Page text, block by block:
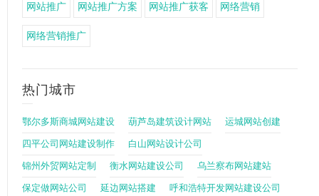
网站推广 网站推广方案 网站推广获客 网络营销
网络营销推广
热门城市
鄂尔多斯商城网站建设 葫芦岛建筑设计网站 运城网站创建
四平公司网站建设制作 白山网站设计公司
锦州外贸网站定制 衡水网站建设公司 乌兰察布网站建站
保定做网站公司 延边网站搭建 呼和浩特开发网站建设公司